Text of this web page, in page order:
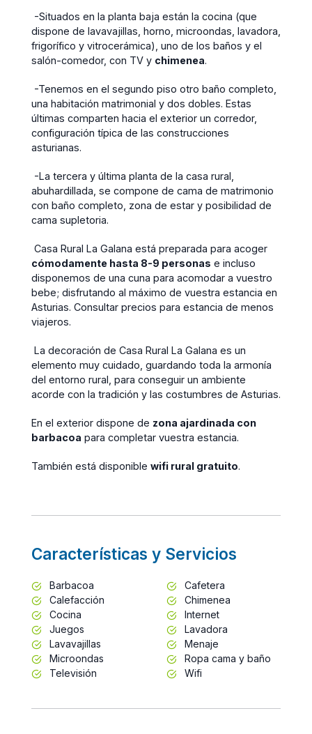
-Situados en la planta baja están la cocina (que
dispone de lavavajillas, horno, microondas, lavadora,
frigorífico y vitrocerámica), uno de los baños y el
salón-comedor, con TV y chimenea.
-Tenemos en el segundo piso otro baño completo,
una habitación matrimonial y dos dobles. Estas
últimas comparten hacia el exterior un corredor,
configuración típica de las construcciones
asturianas.
-La tercera y última planta de la casa rural,
abuhardillada, se compone de cama de matrimonio
con baño completo, zona de estar y posibilidad de
cama supletoria.
Casa Rural La Galana está preparada para acoger
cómodamente hasta 8-9 personas e incluso
disponemos de una cuna para acomodar a vuestro
bebe; disfrutando al máximo de vuestra estancia en
Asturias. Consultar precios para estancia de menos
viajeros.
La decoración de Casa Rural La Galana es un
elemento muy cuidado, guardando toda la armonía
del entorno rural, para conseguir un ambiente
acorde con la tradición y las costumbres de Asturias.
En el exterior dispone de zona ajardinada con
barbacoa para completar vuestra estancia.
También está disponible wifi rural gratuito.
Características y Servicios
Barbacoa
Cafetera
Calefacción
Chimenea
Cocina
Internet
Juegos
Lavadora
Lavavajillas
Menaje
Microondas
Ropa cama y baño
Televisión
Wifi